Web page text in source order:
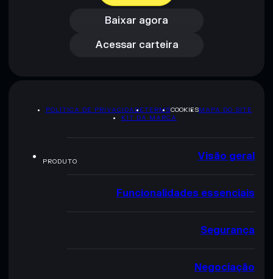
Baixar agora
Acessar carteira
Acessar carteira
POLÍTICA DE PRIVACIDADETERMSCOOKIESMAPA DO SITE
KIT DA MARCA
PRODUTO Visão geral
Funcionalidades essenciais
Segurança
Negociação